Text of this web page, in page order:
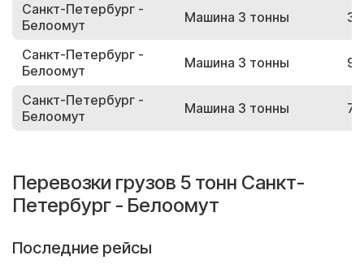
Санкт-Петербург -
Белоомут
Машина 3 тонны
Санкт-Петербург -
Белоомут
Машина 3 тонны
Санкт-Петербург -
Белоомут
Машина 3 тонны
Перевозки грузов 5 тонн Санкт-
Петербург - Белоомут
Последние рейсы